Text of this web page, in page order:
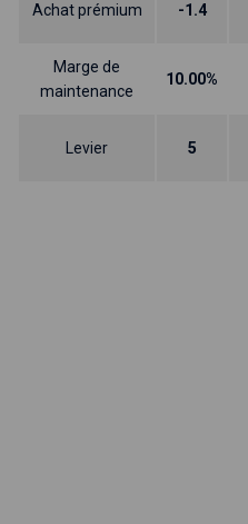
Achat prémium -1.4
Marge de
maintenance
10.00%
Levier 5